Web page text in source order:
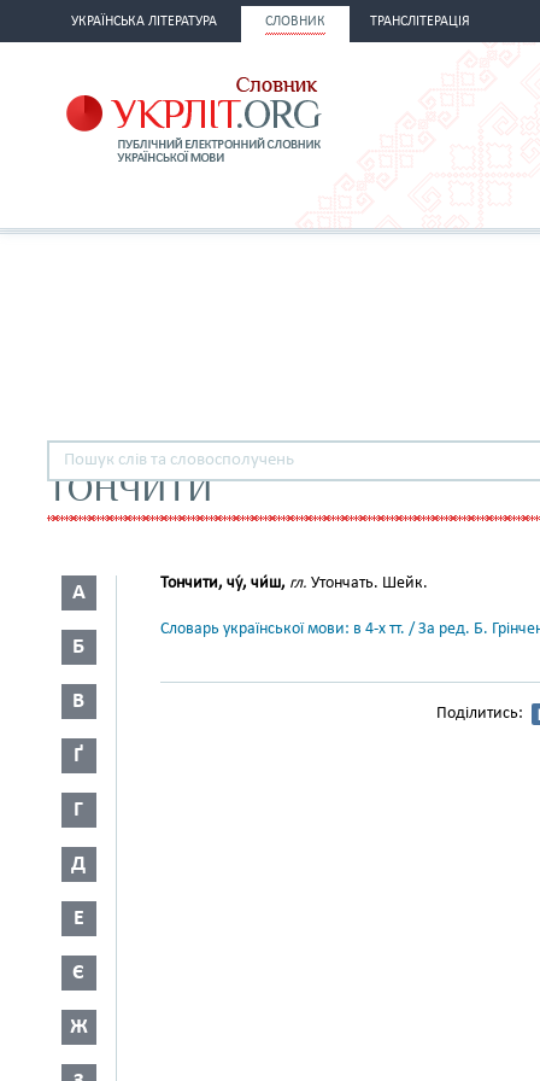
УКРАЇНСЬКА ЛІТЕРАТУРА СЛОВНИК ТРАНСЛІТЕРАЦІЯ
ТОНЧИТИ
А
Б
В
Ґ
Г
Д
Е
Є
Ж
Тончити, чу́, чи́ш, гл. Утончать. Шейк.
Словарь української мови: в 4-х тт. / За ред. Б.
Поділитись: